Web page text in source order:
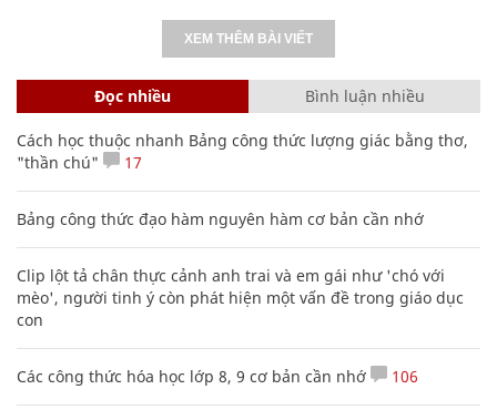
XEM THÊM BÀI VIẾT
Đọc nhiều Bình luận nhiều
Cách học thuộc nhanh Bảng công thức lượng giác bằng thơ,
"thần chú"
17
Bảng công thức đạo hàm nguyên hàm cơ bản cần nhớ
Clip lột tả chân thực cảnh anh trai và em gái như 'chó với
mèo', người tinh ý còn phát hiện một vấn đề trong giáo dục
con
Các công thức hóa học lớp 8, 9 cơ bản cần nhớ 106